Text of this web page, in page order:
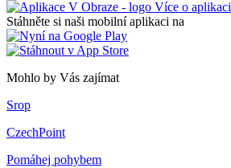
Více o aplikaci
Stáhněte si naši mobilní aplikaci na
Mohlo by Vás zajímat
Srop
CzechPoint
Pomáhej pohybem